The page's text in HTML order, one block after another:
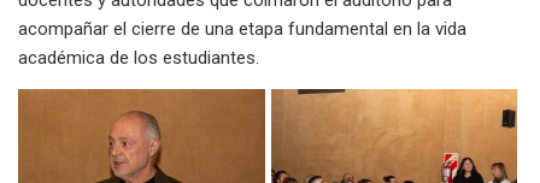
acompañar el cierre de una etapa fundamental en la vida
académica de los estudiantes.